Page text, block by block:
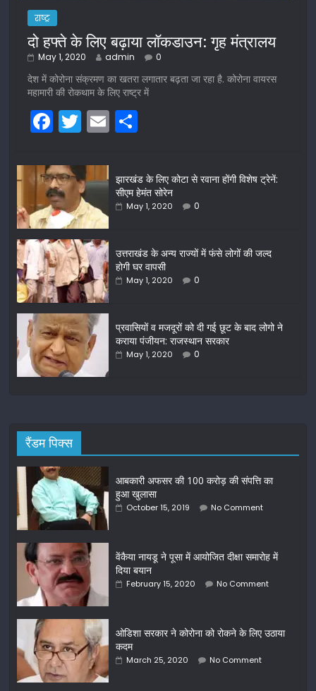
राष्ट्र
दो हफ्ते के लिए बढ़ाया लॉकडाउन: गृह मंत्रालय
May 1, 2020 admin 0
देश में कोरोना संक्रमण का खतरा लगातार बढ़ता जा रहा है. कोरोना वायरस
महामारी की रोकथाम के लिए राष्ट्र में
F
a
c
e
b
o
o
k
T
w
itt
er
E
m
ar
e
झारखंड के लिए कोटा से रवाना होंगी विशेष ट्रेनें:
सीएम हेमंत सोरेन
May 1, 2020 0
उत्तराखंड के अन्य राज्यों में फंसे लोगों की जल्द
होगी घर वापसी
May 1, 2020 0
प्रवासियों व मजदूरों को दी गई छूट के बाद लोगो ने
कराया पंजीयन: राजस्थान सरकार
May 1, 2020 0
रैंडम पिक्स
आबकारी अफसर की 100 करोड़ की संपत्ति का
हुआ खुलासा
October 15, 2019 No Comment
वेंकैया नायडू ने पूसा में आयोजित दीक्षा समारोह में
दिया बयान
February 15, 2020 No Comment
ओडिशा सरकार ने कोरोना को रोकने के लिए उठाया
कदम
March 25, 2020 No Comment